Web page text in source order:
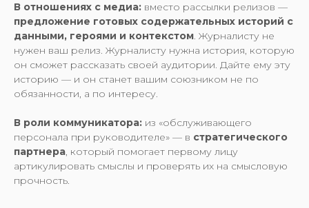
В отношениях с медиа: вместо рассылки релизов —
предложение готовых содержательных историй с
данными, героями и контекстом. Журналисту не
нужен ваш релиз. Журналисту нужна история, которую
он сможет рассказать своей аудитории. Дайте ему эту
историю — и он станет вашим союзником не по
обязанности, а по интересу.
В роли коммуникатора: из «обслуживающего
персонала при руководителе» — в стратегического
партнера, который помогает первому лицу
артикулировать смыслы и проверять их на смысловую
прочность.